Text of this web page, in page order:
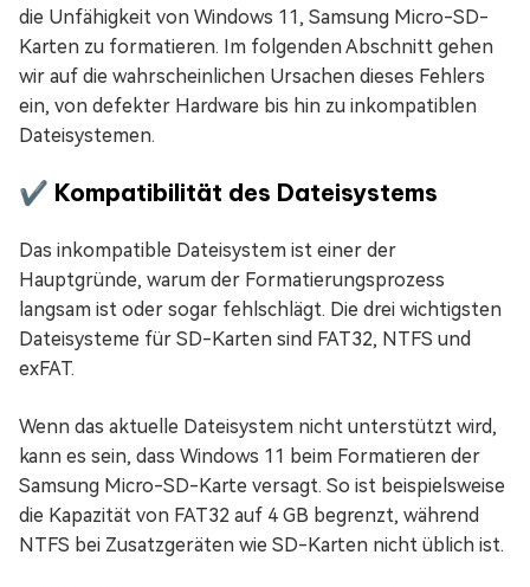
die Unfähigkeit von Windows 11, Samsung Micro-SD-
Karten zu formatieren. Im folgenden Abschnitt gehen
wir auf die wahrscheinlichen Ursachen dieses Fehlers
ein, von defekter Hardware bis hin zu inkompatiblen
Dateisystemen.
✔️ Kompatibilität des Dateisystems
Das inkompatible Dateisystem ist einer der
Hauptgründe, warum der Formatierungsprozess
langsam ist oder sogar fehlschlägt. Die drei wichtigsten
Dateisysteme für SD-Karten sind FAT32, NTFS und
exFAT.
Wenn das aktuelle Dateisystem nicht unterstützt wird,
kann es sein, dass Windows 11 beim Formatieren der
Samsung Micro-SD-Karte versagt. So ist beispielsweise
die Kapazität von FAT32 auf 4 GB begrenzt, während
NTFS bei Zusatzgeräten wie SD-Karten nicht üblich ist.